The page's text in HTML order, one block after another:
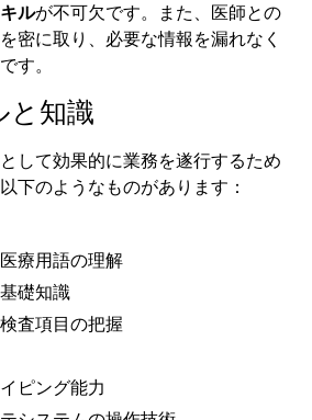
ルが不可欠です。また、医師との
密に取り、必要な情報を漏れなく
す。
と知識
して効果的に業務を遂行するため
下のようなものがあります：
療用語の理解
礎知識
査項目の把握
ピング能力